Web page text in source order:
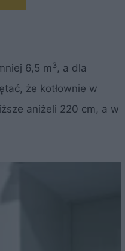
6,5 m3 , a dla
że kotłownie w
aniżeli 220 cm, a w